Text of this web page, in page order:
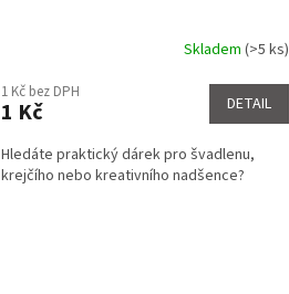
produktu
je
z
5
Skladem (>5 ks)
1 Kč bez DPH
1 Kč DETAIL
Hledáte praktický dárek pro švadlenu,
krejčího nebo kreativního nadšence?